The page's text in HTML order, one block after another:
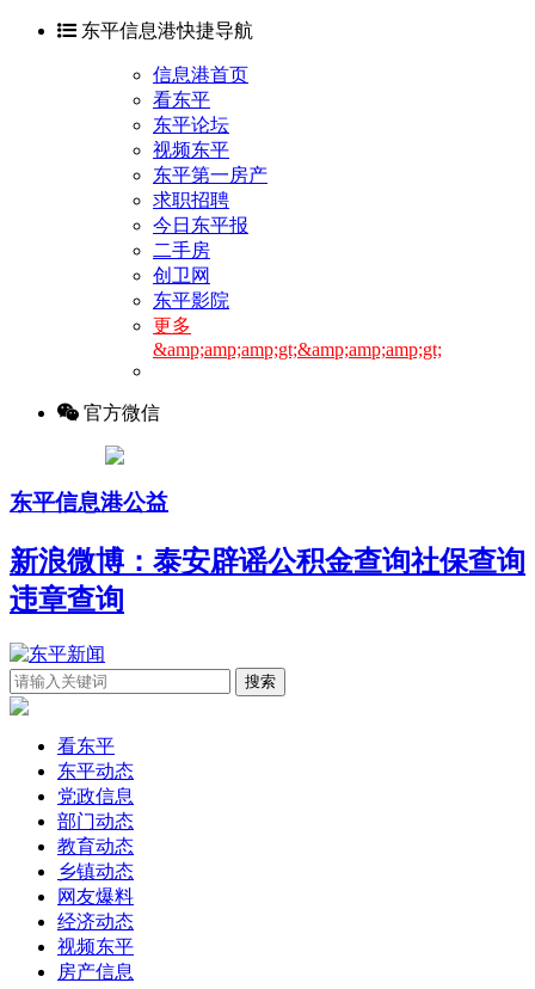
东平信息港快捷导航
信息港首页
看东平
东平论坛
视频东平
东平第一房产
求职招聘
今日东平报
二手房
创卫网
东平影院
更多
&amp;amp;amp;gt;&amp;amp;amp;gt;
官方微信
东平信息港公益
新浪微博：泰安辟谣公积金查询社保查询
违章查询
看东平
东平动态
党政信息
部门动态
教育动态
乡镇动态
网友爆料
经济动态
视频东平
房产信息